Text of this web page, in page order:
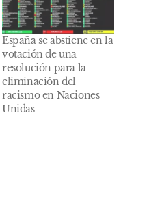
España se abstiene en la
votación de una
resolución para la
eliminación del
racismo en Naciones
Unidas